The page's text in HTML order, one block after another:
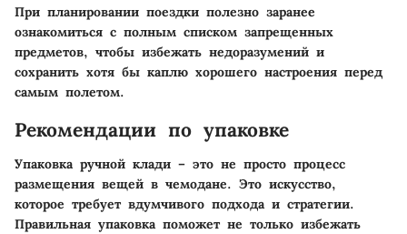
При планировании поездки полезно заранее
ознакомиться с полным списком запрещенных
предметов, чтобы избежать недоразумений и
сохранить хотя бы каплю хорошего настроения перед
самым полетом.
Рекомендации по упаковке
Упаковка ручной клади – это не просто процесс
размещения вещей в чемодане. Это искусство,
которое требует вдумчивого подхода и стратегии.
Правильная упаковка поможет не только избежать